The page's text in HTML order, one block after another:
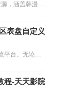
漫蛙MANWA3，汇聚全球热门漫画资源，涵盖韩漫、欧美漫画、国漫等多种类型，题材丰富多样，全方位满足用户阅读喜好。它不仅是阅读平台，更是创作平台，为广大用户打造零门槛创作环境。...
表盘自定义
米坛社区是专为钟表爱好者打造的交流平台。无论你是初涉钟表领域的普通爱好者，还是拥有多年收藏经验的资深玩家，都能在此找到属于自己的天地。 无需注册，就能轻松参与其中。通过专业的讨论论坛与丰富的交互功能，你可与世界各地的钟表爱好者畅快交流。若你钟情于钟表，米坛社区无疑是值得一试的理想之选。在这里，你能获取最新的手表资讯，交流见解，提升鉴赏品味，让每一块手表都成为收藏故事中重要的一部分。感兴趣的朋友，不要错过下载机会。...
程-天天影院